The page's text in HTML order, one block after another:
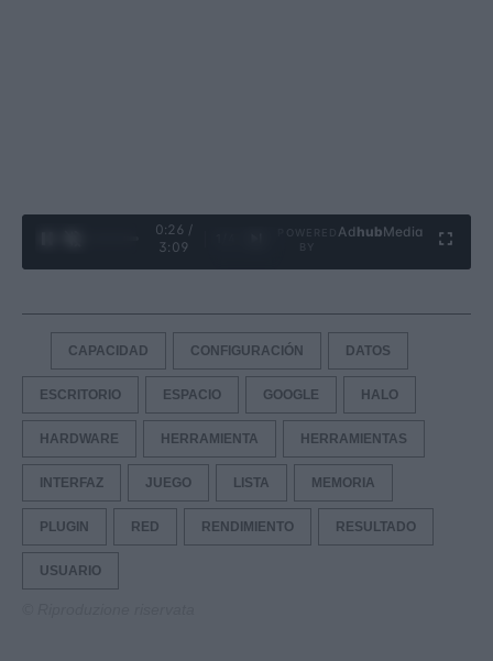
0:27 /
3:09
Ad hubMedia
CAPACIDAD CONFIGURACIÓN DATOS
ESCRITORIO ESPACIO GOOGLE HALO
HARDWARE HERRAMIENTA HERRAMIENTAS
INTERFAZ JUEGO LISTA MEMORIA
PLUGIN RED RENDIMIENTO RESULTADO
USUARIO